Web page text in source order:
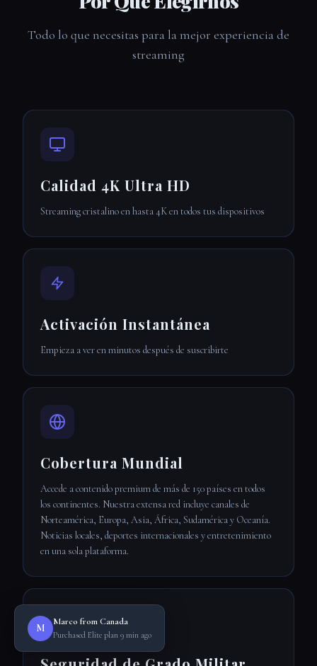
Todo lo que necesitas para la mejor experiencia de
streaming
Calidad 4K Ultra HD
Streaming cristalino en hasta 4K en todos tus dispositivos
Activación Instantánea
Empieza a ver en minutos después de suscribirte
Cobertura Mundial
Accede a contenido premium de más de 150 países en todos
los continentes. Nuestra extensa red incluye canales de
Norteamérica, Europa, Asia, África, Sudamérica y Oceanía.
Noticias locales, deportes internacionales y entretenimiento
en una sola plataforma.
M
Marco from Canada
Purchased Elite plan 9 min ago